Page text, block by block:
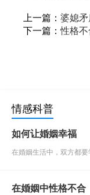
上一篇： 婆媳
下一篇：性格
情感科普
如何让婚姻幸福
在婚姻生活中，双方都
异，或者因为压
在婚姻中性格不合